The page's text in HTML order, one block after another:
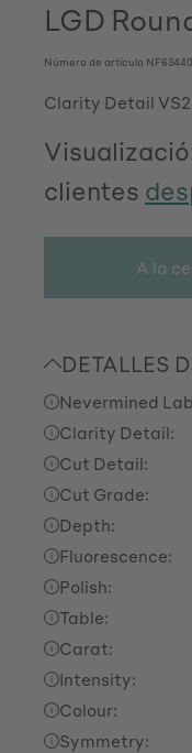
LGD
Número de artículo
Clarity Detail VS2
clientes
A la
DETALLES
Nevermined
Clarity Detail:
Cut Detail:
Cut Grade:
Depth:
Fluorescence:
Polish:
Table:
Carat:
Intensity:
Colour:
Symmetry: